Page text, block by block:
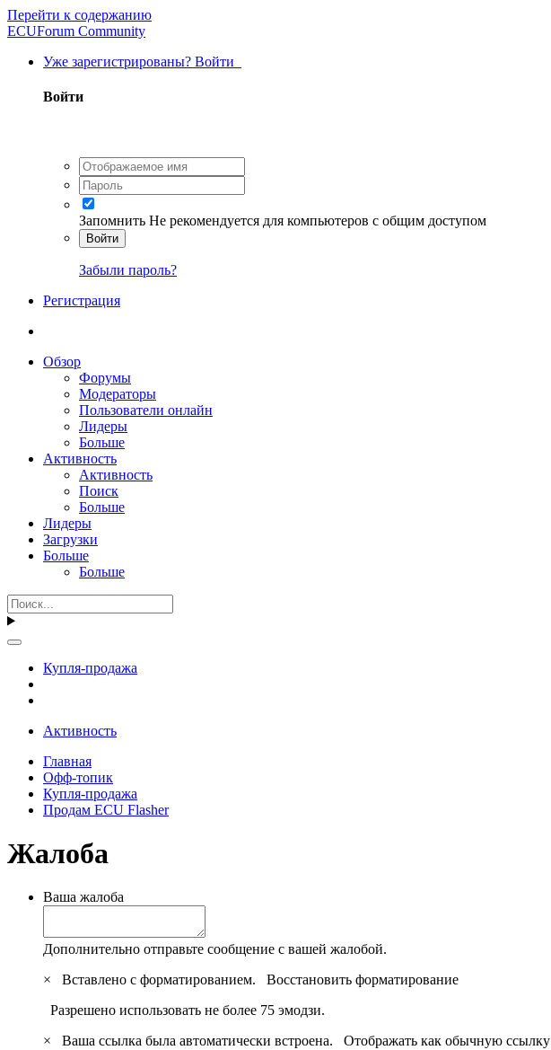
Перейти к содержанию
ECUForum Community
Уже зарегистрированы? Войти
Войти
Запомнить Не рекомендуется для компьютеров с общим доступом
Войти
Забыли пароль?
Регистрация
Обзор
Форумы
Модераторы
Пользователи онлайн
Лидеры
Больше
Активность
Активность
Поиск
Больше
Лидеры
Загрузки
Больше
Больше
Купля-продажа
Активность
Главная
Офф-топик
Купля-продажа
Продам ECU Flasher
Жалоба
Ваша жалоба
Дополнительно отправьте сообщение с вашей жалобой.
×
Вставлено с форматированием. Восстановить форматирование
Разрешено использовать не более 75 эмодзи.
×
Ваша ссылка была автоматически встроена. Отображать как обычную ссылку